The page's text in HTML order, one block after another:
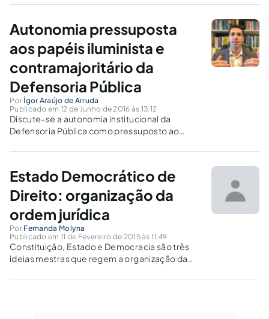
constitucional das relações contratuais.
Autonomia pressuposta
aos papéis iluminista e
contramajoritário da
Defensoria Pública
Por Ígor Araújo de Arruda
Publicado em 12 de Junho de 2016 às 13:12
Discute-se a autonomia institucional da
Defensoria Pública como pressuposto ao
contramajoritário, além de abordar a
pelo Estado-Defensor e os destinatários da
norma.
Estado Democrático de
Direito: organização da
ordem jurídica
Por Fernanda Molyna
Publicado em 11 de Fevereiro de 2015 às 11:49
Constituição, Estado e Democracia são três
ideias mestras que regem a organização da
busca-se compreender de maneira sucinta os